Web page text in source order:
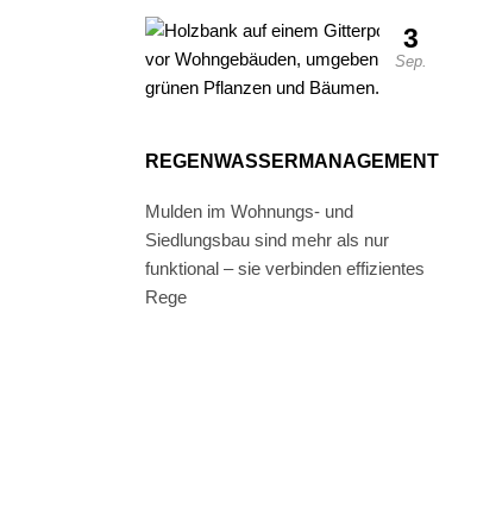
3
Sep.
REGENWASSERMANAGEMENT
Mulden im Wohnungs- und
Siedlungsbau sind mehr als nur
funktional – sie verbinden effizientes
Rege